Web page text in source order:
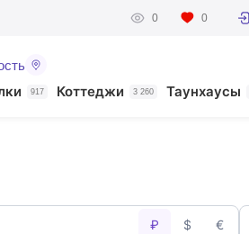
0 0
917 Коттеджи 3 260 Таунхаусы
₽ $ €